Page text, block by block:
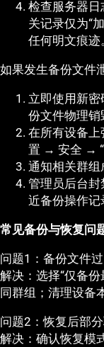
检查服务器
关记录仅为“
任何明文痕迹
如果发生备份文件
立即使用新
份文件物理销
在所有设备
置 → 安全 → “
通知相关群组
管理员后台
近备份操作记
常见备份与恢复问
问题1：备份文件
解决：选择“仅备
同群组；清理设备
问题2：恢复后部
解决：确认恢复模